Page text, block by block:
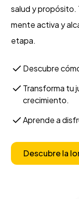
salud y propósito.
mente activa y
etapa.
Descubre
Transforma tu
crecimiento.
Aprende a
Descubre la